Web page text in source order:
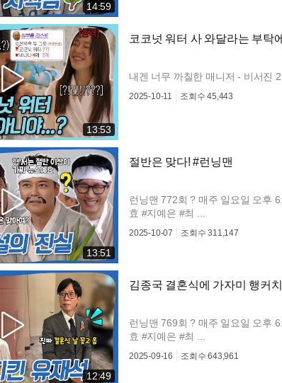
14:59
13:53
코코넛 워터 사 와달라는 부탁
내겐 너무 까칠한 매니저 - 비서진
2025-10-11 조회수45,443
13:51
절반은 맞다! #런닝맨
런닝맨 772회 ? 매주 일요일 오후
효 #지예은 #최 ...
2025-10-07 조회수311,147
12:49
김종국 결혼식에 가자미 행커
런닝맨 769회 ? 매주 일요일 오후
효 #지예은 #최 ...
2025-09-16 조회수643,961